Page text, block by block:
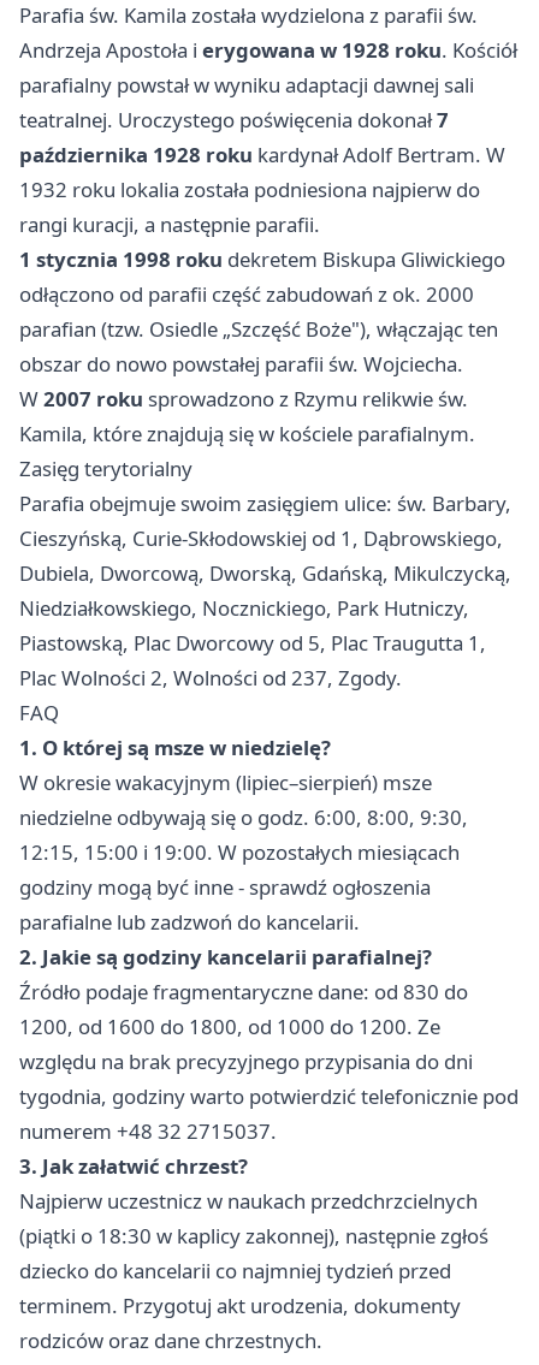
Parafia św. Kamila została wydzielona z parafii św.
Andrzeja Apostoła i erygowana w 1928 roku. Kościół
parafialny powstał w wyniku adaptacji dawnej sali
teatralnej. Uroczystego poświęcenia dokonał7
października 1928 roku kardynał Adolf Bertram. W
1932 roku lokalia została podniesiona najpierw do
rangi kuracji, a następnie parafii.
1 stycznia 1998 roku dekretem Biskupa Gliwickiego
odłączono od parafii część zabudowań z ok. 2000
parafian (tzw. Osiedle „Szczęść Boże"), włączając ten
obszar do nowo powstałej parafii św. Wojciecha.
W2007 roku sprowadzono z Rzymu relikwie św.
Kamila, które znajdują się w kościele parafialnym.
Zasięg terytorialny
Parafia obejmuje swoim zasięgiem ulice: św. Barbary,
Cieszyńską, Curie-Skłodowskiej od 1, Dąbrowskiego,
Dubiela, Dworcową, Dworską, Gdańską, Mikulczycką,
Niedziałkowskiego, Nocznickiego, Park Hutniczy,
Piastowską, Plac Dworcowy od 5, Plac Traugutta 1,
Plac Wolności 2, Wolności od 237, Zgody.
FAQ
1. O której są msze w niedzielę?
W okresie wakacyjnym (lipiec–sierpień) msze
niedzielne odbywają się o godz. 6:00, 8:00, 9:30,
12:15, 15:00 i 19:00. W pozostałych miesiącach
godziny mogą być inne - sprawdź ogłoszenia
parafialne lub zadzwoń do kancelarii.
2. Jakie są godziny kancelarii parafialnej?
Źródło podaje fragmentaryczne dane: od 830 do
1200, od 1600 do 1800, od 1000 do 1200. Ze
względu na brak precyzyjnego przypisania do dni
tygodnia, godziny warto potwierdzić telefonicznie pod
numerem +48 32 2715037.
3. Jak załatwić chrzest?
Najpierw uczestnicz w naukach przedchrzcielnych
(piątki o 18:30 w kaplicy zakonnej), następnie zgłoś
dziecko do kancelarii co najmniej tydzień przed
terminem. Przygotuj akt urodzenia, dokumenty
rodziców oraz dane chrzestnych.